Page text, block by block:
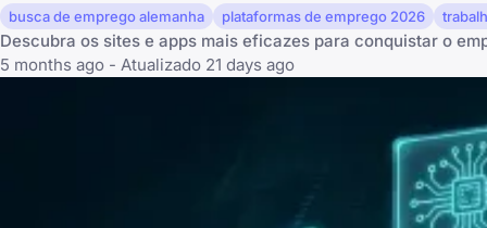
busca de emprego alemanha plataformas de emprego 2026
Descubra os sites e apps mais eficazes para conquistar o
5 months ago - Atualizado 21 days ago